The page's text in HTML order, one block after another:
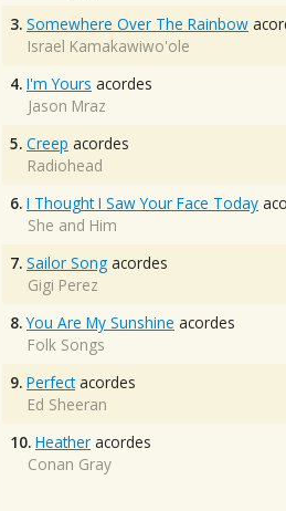
3. Somewhere Over The Rainbow
Israel Kamakawiwo'ole
4. I'm Yours acordes
Jason Mraz
5. Creep acordes
Radiohead
6. I Thought I Saw Your Face Today
She and Him
7. Sailor Song acordes
Gigi Perez
8. You Are My Sunshine acordes
Folk Songs
9. Perfectacordes
Ed Sheeran
10. Heather acordes
Conan Gray